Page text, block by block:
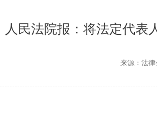
人民法院报：将法定代表
来源：法律